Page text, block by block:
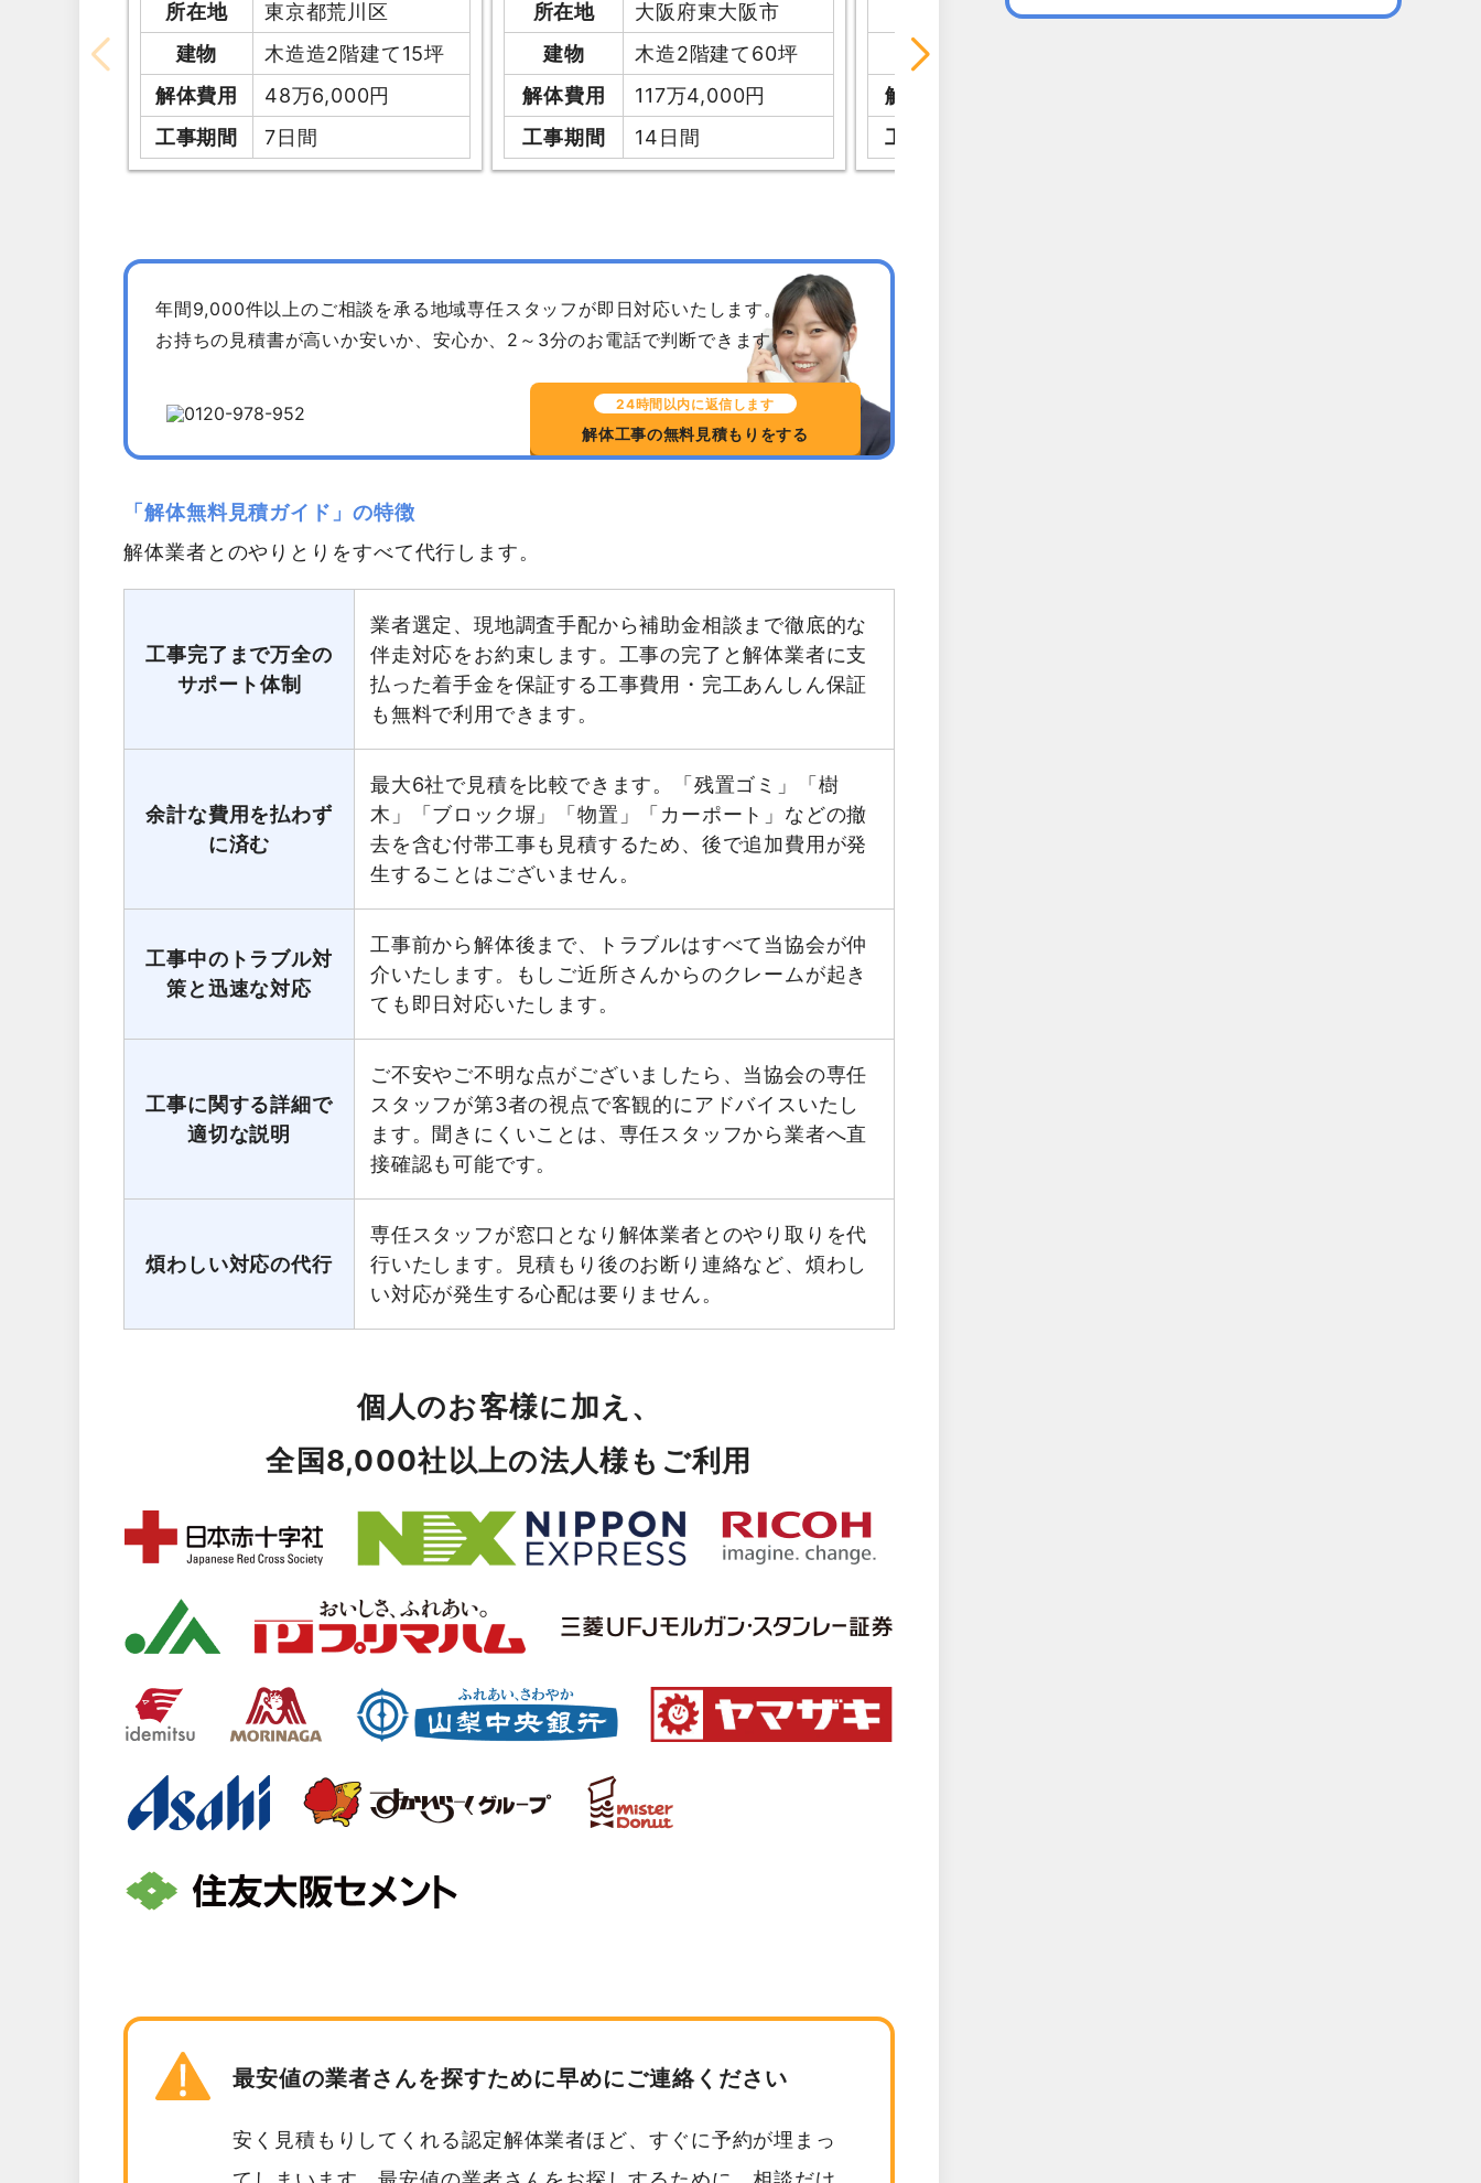
所在地
東京都荒川区
建物
木造造2階建て15坪
解体費用
48万6,000円
工事期間
7日間
所在地
大阪府東大阪市
建物
木造2階建て60坪
解体費用
117万4,000円
工事期間
14日間
千葉県習志野市
建物
解体費用
工事期間
所在地
福岡県北九
年間9,000件以上のご相談を承る地域専任スタッフが即日対応いたします。
お持ちの見積書が高いか安いか、安心か、2～3分のお電話で判断できます。
24時間以内に返信します
解体工事の無料見積もりをする
「解体無料見積ガイド」の特徴
解体業者とのやりとりをすべて代行します。
工事完了まで万全の
サポート体制
業者選定、現地調査手配から補助金相談まで徹底的な
伴走対応をお約束します。工事の完了と解体業者に支
払った着手金を保証する工事費用・完工あんしん保証
も無料で利用できます。
余計な費用を払わず
に済む
最大6社で見積を比較できます。「残置ゴミ」「樹
木」「ブロック塀」「物置」「カーポート」などの撤
去を含む付帯工事も見積するため、後で追加費用が発
生することはございません。
工事中のトラブル対
策と迅速な対応
工事前から解体後まで、トラブルはすべて当協会が仲
介いたします。もしご近所さんからのクレームが起き
ても即日対応いたします。
工事に関する詳細で
適切な説明
ご不安やご不明な点がございましたら、当協会の専任
スタッフが第3者の視点で客観的にアドバイスいたし
ます。聞きにくいことは、専任スタッフから業者へ直
接確認も可能です。
煩わしい対応の代行
専任スタッフが窓口となり解体業者とのやり取りを代
行いたします。見積もり後のお断り連絡など、煩わし
い対応が発生する心配は要りません。
個人のお客様に加え、
全国8,000社以上の法人様もご利用
最安値の業者さんを探すために早めにご連絡ください
安く見積もりしてくれる認定解体業者ほど、すぐに予約が埋まっ